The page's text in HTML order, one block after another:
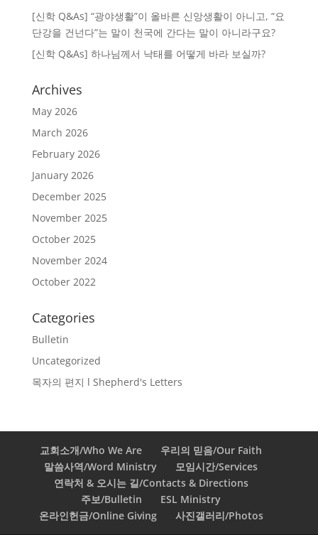
[신학 Q&As] “광야생활”이 올바른 신앙생활이 아니고, “요
단강을 건넌다”는 말이 천국에 간다는 말이 아니라구요?
[신학 Q&As] 하나님께서 낙태를 어떻게 바라 보실까?
Archives
May 2026
March 2026
February 2026
January 2026
December 2025
November 2025
October 2025
November 2024
October 2022
Categories
Bulletin
Uncategorized
목자의 편지 l Shepherd's Letters
교회소개/Who We Are
우리의 믿음/Our Faith
말씀사역/Word Ministry
모임시간/Services
연락처 & 오시는 길/Contacts & Directions
주보/Bulletin
ESL Ministry
온라인헌금/Online Giving
사진갤러리/Photos